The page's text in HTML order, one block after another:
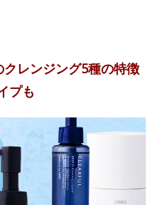
レンジング5種の特徴
プも